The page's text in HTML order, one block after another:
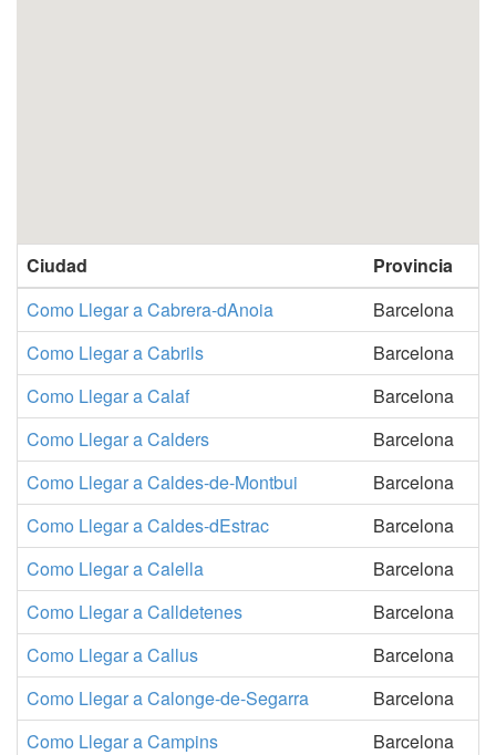
Ciudad
Provincia
Como Llegar a Cabrera-dAnoia
Barcelona
Como Llegar a Cabrils
Barcelona
Como Llegar a Calaf
Barcelona
Como Llegar a Calders
Barcelona
Como Llegar a Caldes-de-Montbui
Barcelona
Como Llegar a Caldes-dEstrac
Barcelona
Como Llegar a Calella
Barcelona
Como Llegar a Calldetenes
Barcelona
Como Llegar a Callus
Barcelona
Como Llegar a Calonge-de-Segarra
Barcelona
Como Llegar a Campins
Barcelona